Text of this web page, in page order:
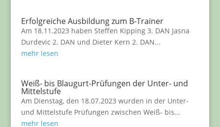
Erfolgreiche Ausbildung zum B-Trainer
Am 18.11.2023 haben Steffen Kipping 3. DAN Jasna
Durdevic 2. DAN und Dieter Kern 2. DAN...
mehr lesen
Weiß- bis Blaugurt-Prüfungen der Unter- und
Mittelstufe
Am Dienstag, den 18.07.2023 wurden in der Unter-
und Mittelstufe Prüfungen zwischen Weiß- bis...
mehr lesen